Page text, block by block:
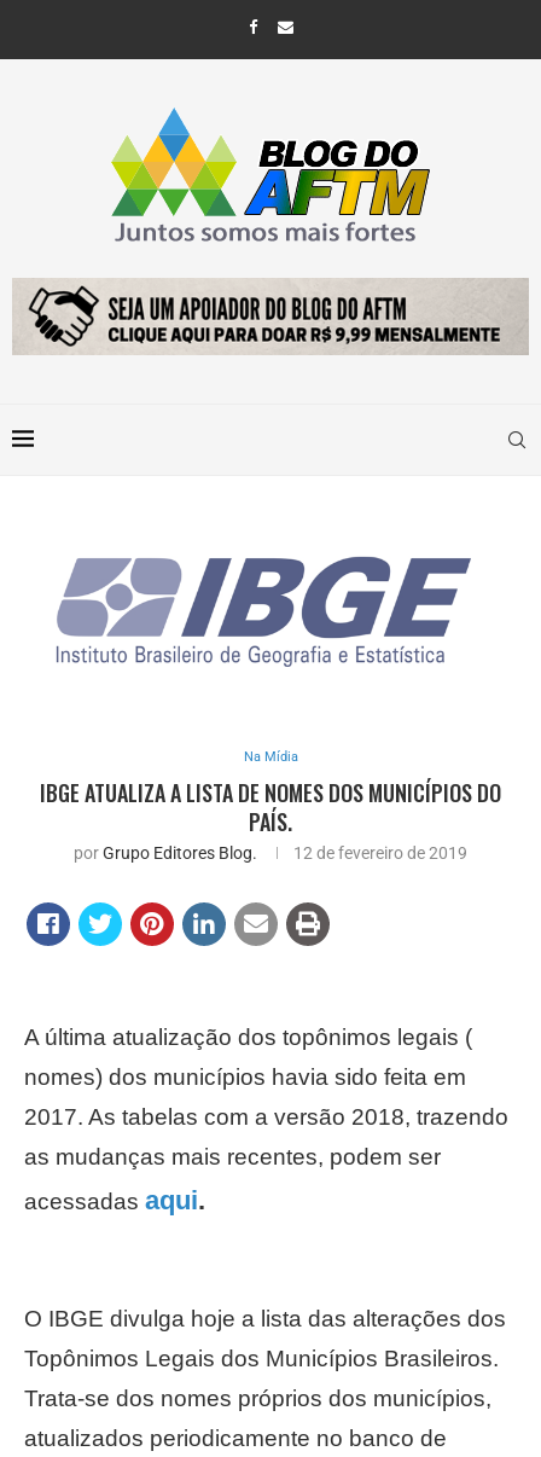
Na Mídia
IBGE ATUALIZA A LISTA DE NOMES DOS MUNICÍPIOS DO
PAÍS.
porGrupo Editores Blog. 12 de fevereiro de 2019
A última atualização dos topônimos legais (
nomes) dos municípios havia sido feita em
2017. As tabelas com a versão 2018, trazendo
as mudanças mais recentes, podem ser
acessadas aqui.
O IBGE divulga hoje a lista das alterações dos
Topônimos Legais dos Municípios Brasileiros.
Trata-se dos nomes próprios dos municípios,
atualizados periodicamente no banco de